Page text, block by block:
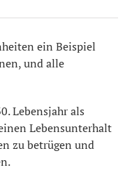
ein Beispiel
und alle
Lebensjahr als
Lebensunterhalt
zu betrügen und